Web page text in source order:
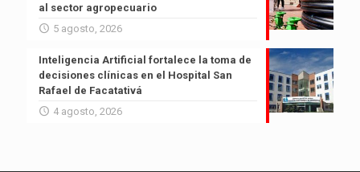
al sector agropecuario
5 agosto, 2026
Inteligencia Artificial fortalece la toma de
decisiones clínicas en el Hospital San
Rafael de Facatativá
4 agosto, 2026